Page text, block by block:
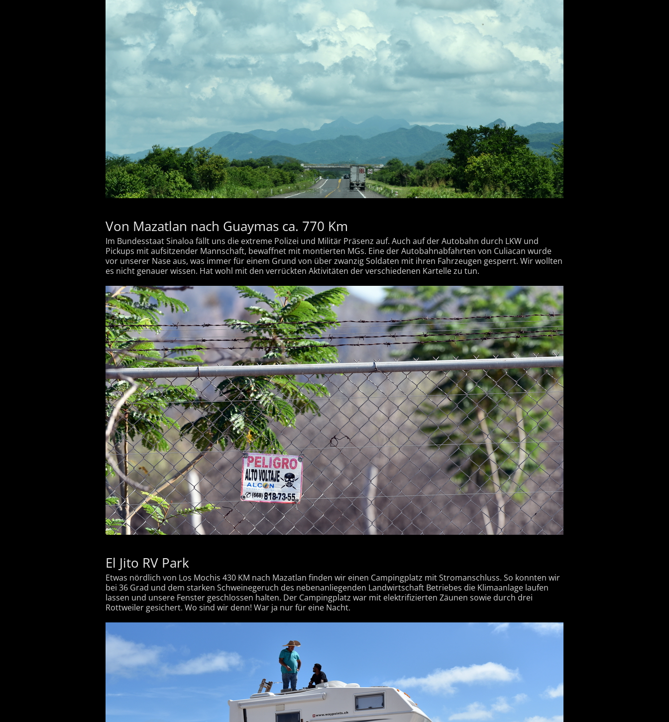
Von Mazatlan nach Guaymas ca. 770 Km
Im Bundesstaat Sinaloa fällt uns die extreme Polizei und Militär Präsenz auf. Auch auf der Autobahn durch LKW und
Pickups mit aufsitzender Mannschaft, bewaffnet mit montierten MGs. Eine der Autobahnabfahrten von Culiacan wurde
vor unserer Nase aus, was immer für einem Grund von über zwanzig Soldaten mit ihren Fahrzeugen gesperrt. Wir wollten
es nicht genauer wissen. Hat wohl mit den verrückten Aktivitäten der verschiedenen Kartelle zu tun.
El Jito RV Park
Etwas nördlich von Los Mochis 430 KM nach Mazatlan finden wir einen Campingplatz mit Stromanschluss. So konnten wir
bei 36 Grad und dem starken Schweinegeruch des nebenanliegenden Landwirtschaft Betriebes die Klimaanlage laufen
lassen und unsere Fenster geschlossen halten. Der Campingplatz war mit elektrifizierten Zäunen sowie durch drei
Rottweiler gesichert. Wo sind wir denn! War ja nur für eine Nacht.